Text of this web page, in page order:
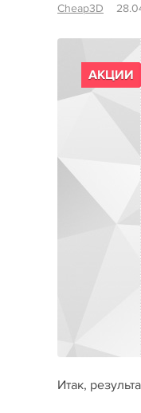
Cheap3D
АКЦИИ
Итак,